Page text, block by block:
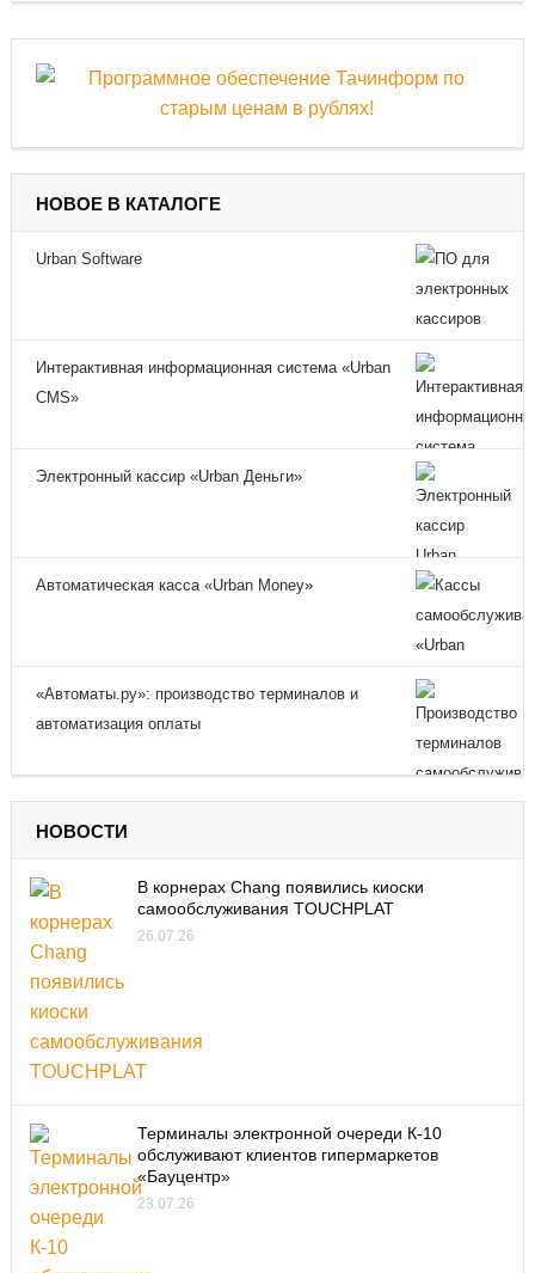
НОВОЕ В КАТАЛОГЕ
Urban Software
Интерактивная информационная система «Urban
CMS»
Электронный кассир «Urban Деньги»
Автоматическая касса «Urban Money»
«Автоматы.ру»: производство терминалов и
автоматизация оплаты
НОВОСТИ
В корнерах Chang появились киоски
самообслуживания TOUCHPLAT
26.07.26
Терминалы электронной очереди К-10
обслуживают клиентов гипермаркетов
«Бауцентр»
23.07.26